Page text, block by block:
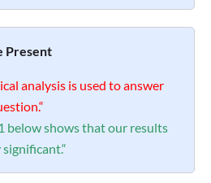
Present
analysis is used to answer
1 below shows that our results